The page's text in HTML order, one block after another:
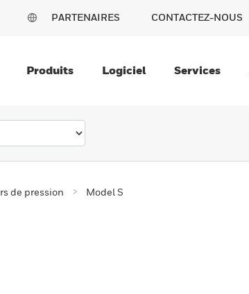
PARTENAIRES CONTACTEZ-NOUS
Produits Logiciel Services
de pression Model S